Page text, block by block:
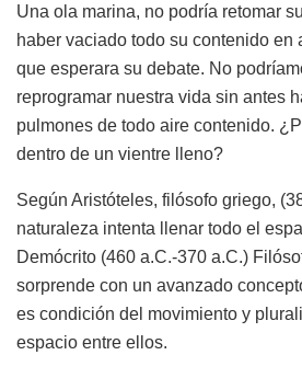
Una ola marina, no podría retomar
haber vaciado todo su contenido en
que esperara su debate. No
reprogramar nuestra vida sin antes
pulmones de todo aire contenido.
dentro de un vientre lleno?
Según Aristóteles, filósofo griego,
naturaleza intenta llenar todo el
Demócrito (460 a.C.-370 a.C.)
sorprende con un avanzado
es condición del movimiento y
espacio entre ellos.